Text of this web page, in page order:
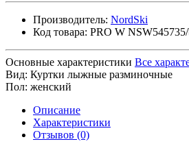
Производитель: NordSki
Код товара: PRO W NSW545735/
Основные характеристики Все
Вид: Куртки лыжные разминочные
Пол: женский
Описание
Характеристики
Отзывов (0)